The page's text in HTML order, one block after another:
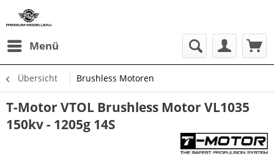
Menü
Übersicht Brushless Motoren
T-Motor VTOL Brushless Motor VL1035
150kv - 1205g 14S